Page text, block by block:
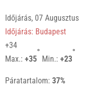
Időjárás, 07 Augusztus
Időjárás: Budapest
+34
Max.:+35
°
Min.:+23
°
Páratartalom:37%